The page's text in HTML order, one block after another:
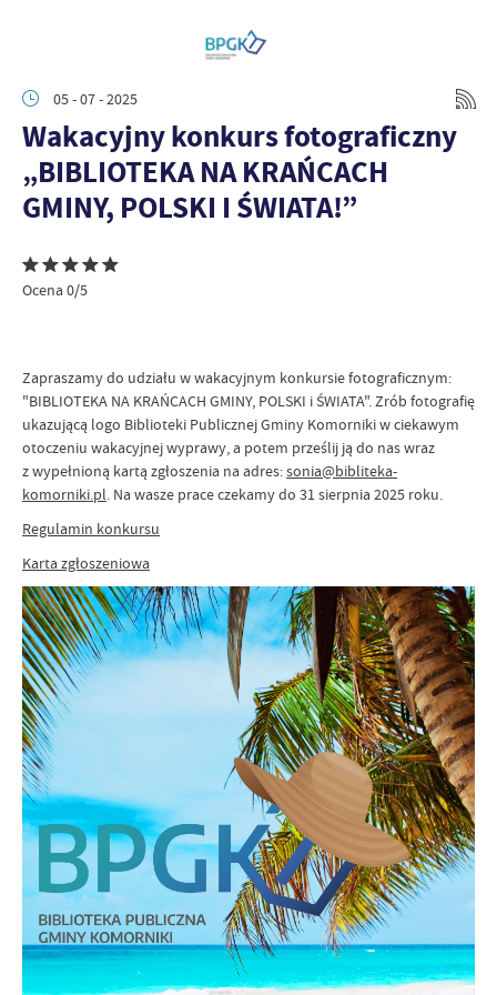
05 - 07 - 2025
Wakacyjny konkurs fotograficzny
„BIBLIOTEKA NA KRAŃCACH
GMINY, POLSKI I ŚWIATA!”
Ocena 0/5
Zapraszamy do udziału w wakacyjnym konkursie fotograficznym:
"BIBLIOTEKA NA KRAŃCACH GMINY, POLSKI i ŚWIATA". Zrób fotografię
ukazującą logo Biblioteki Publicznej Gminy Komorniki w ciekawym
otoczeniu wakacyjnej wyprawy, a potem prześlij ją do nas wraz
z wypełnioną kartą zgłoszenia na adres:sonia@bibliteka-
komorniki.pl. Na wasze prace czekamy do 31 sierpnia 2025 roku.
Regulamin konkursu
Karta zgłoszeniowa